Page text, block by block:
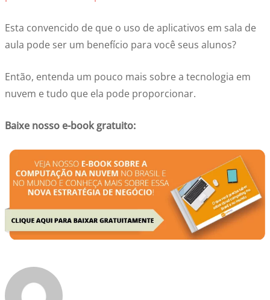
Esta convencido de que o uso de aplicativos em sala de
aula pode ser um benefício para você seus alunos?
Então, entenda um pouco mais sobre a tecnologia em
nuvem e tudo que ela pode proporcionar.
Baixe nosso e-book gratuito: